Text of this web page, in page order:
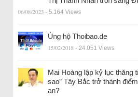
06/08/2023 - 5.164 Views
Ủng hộ Thoibao.de
15/02/2018 - 24.051 Views
Mai Hoàng lập kỷ lục thăng
sao” Tây Bắc trở thành
an?